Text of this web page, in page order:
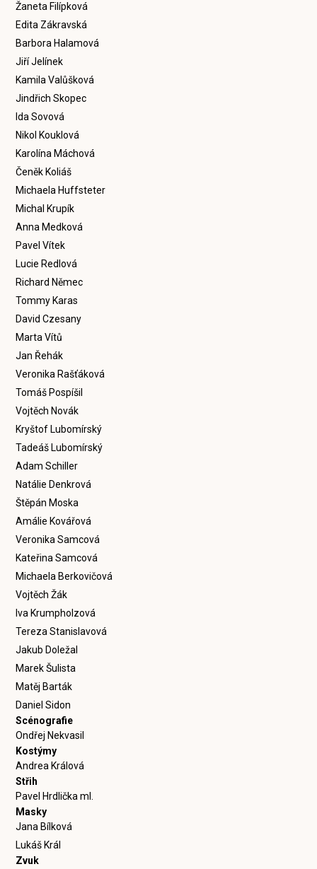
Žaneta Filípková
Edita Zákravská
Barbora Halamová
Jiří Jelínek
Kamila Valůšková
Jindřich Skopec
Ida Sovová
Nikol Kouklová
Karolína Máchová
Čeněk Koliáš
Michaela Huffsteter
Michal Krupík
Anna Medková
Pavel Vítek
Lucie Redlová
Richard Němec
Tommy Karas
David Czesany
Marta Vítů
Jan Řehák
Veronika Rašťáková
Tomáš Pospíšil
Vojtěch Novák
Kryštof Lubomírský
Tadeáš Lubomírský
Adam Schiller
Natálie Denkrová
Štěpán Moska
Amálie Kovářová
Veronika Samcová
Kateřina Samcová
Michaela Berkovičová
Vojtěch Žák
Iva Krumpholzová
Tereza Stanislavová
Jakub Doležal
Marek Šulista
Matěj Barták
Daniel Sidon
Scénografie
Ondřej Nekvasil
Kostýmy
Andrea Králová
Střih
Pavel Hrdlička ml.
Masky
Jana Bílková
Lukáš Král
Zvuk